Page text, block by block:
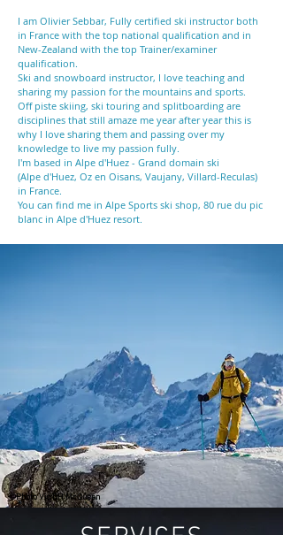
I am Olivier Sebbar, Fully certified ski instructor both
in France with the top national qualification and in
New-Zealand with the top Trainer/examiner
qualification.
Ski and snowboard instructor, I love teaching and
sharing my passion for the mountains and sports.
Off piste skiing, ski touring and splitboarding are
disciplines that still amaze me year after yearthis is
why I love sharing them and passing over my
knowledge to live my passion fully.
I'm based in Alpe d'Huez - Grand domain ski
(Alpe d'Huez, Oz en Oisans, Vaujany, Villard-Reculas)
in France.
You can find me in Alpe Sports ski shop, 80 rue du pic
blanc in Alpe d'Huez resort.
©Photo Vic DH McQueen